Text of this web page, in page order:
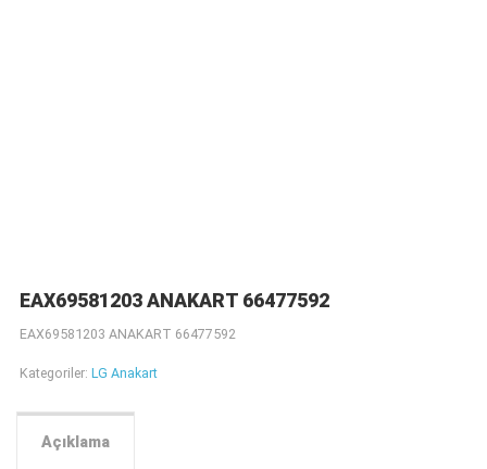
EAX69581203 ANAKART 66477592
EAX69581203 ANAKART 66477592
Kategoriler: LG Anakart
Açıklama